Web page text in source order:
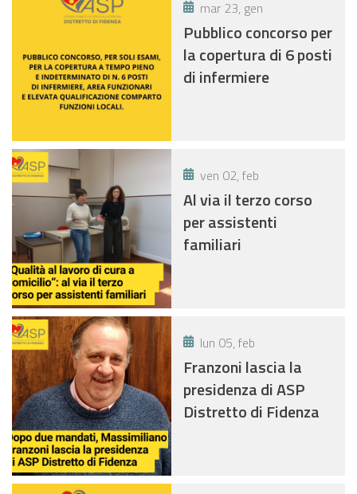
mar 23, gen
Pubblico concorso per
la copertura di 6 posti
di infermiere
ven 02, feb
Al via il terzo corso
per assistenti
familiari
lun 05, feb
Franzoni lascia la
presidenza di ASP
Distretto di Fidenza